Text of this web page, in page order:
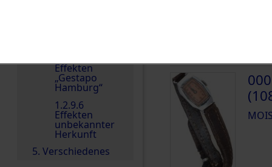
Effekten
„Gestapo
Hamburg“
1.2.9.6
Effekten
unbekannter
Herkunft
5. Verschiedenes